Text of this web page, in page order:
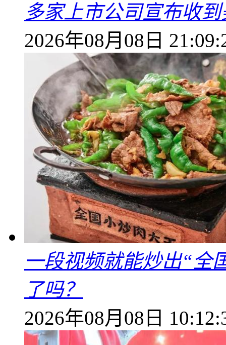
多家上市公司宣布收
2026年08月08日
一段视频就能炒出“全
了吗？
2026年08月08日